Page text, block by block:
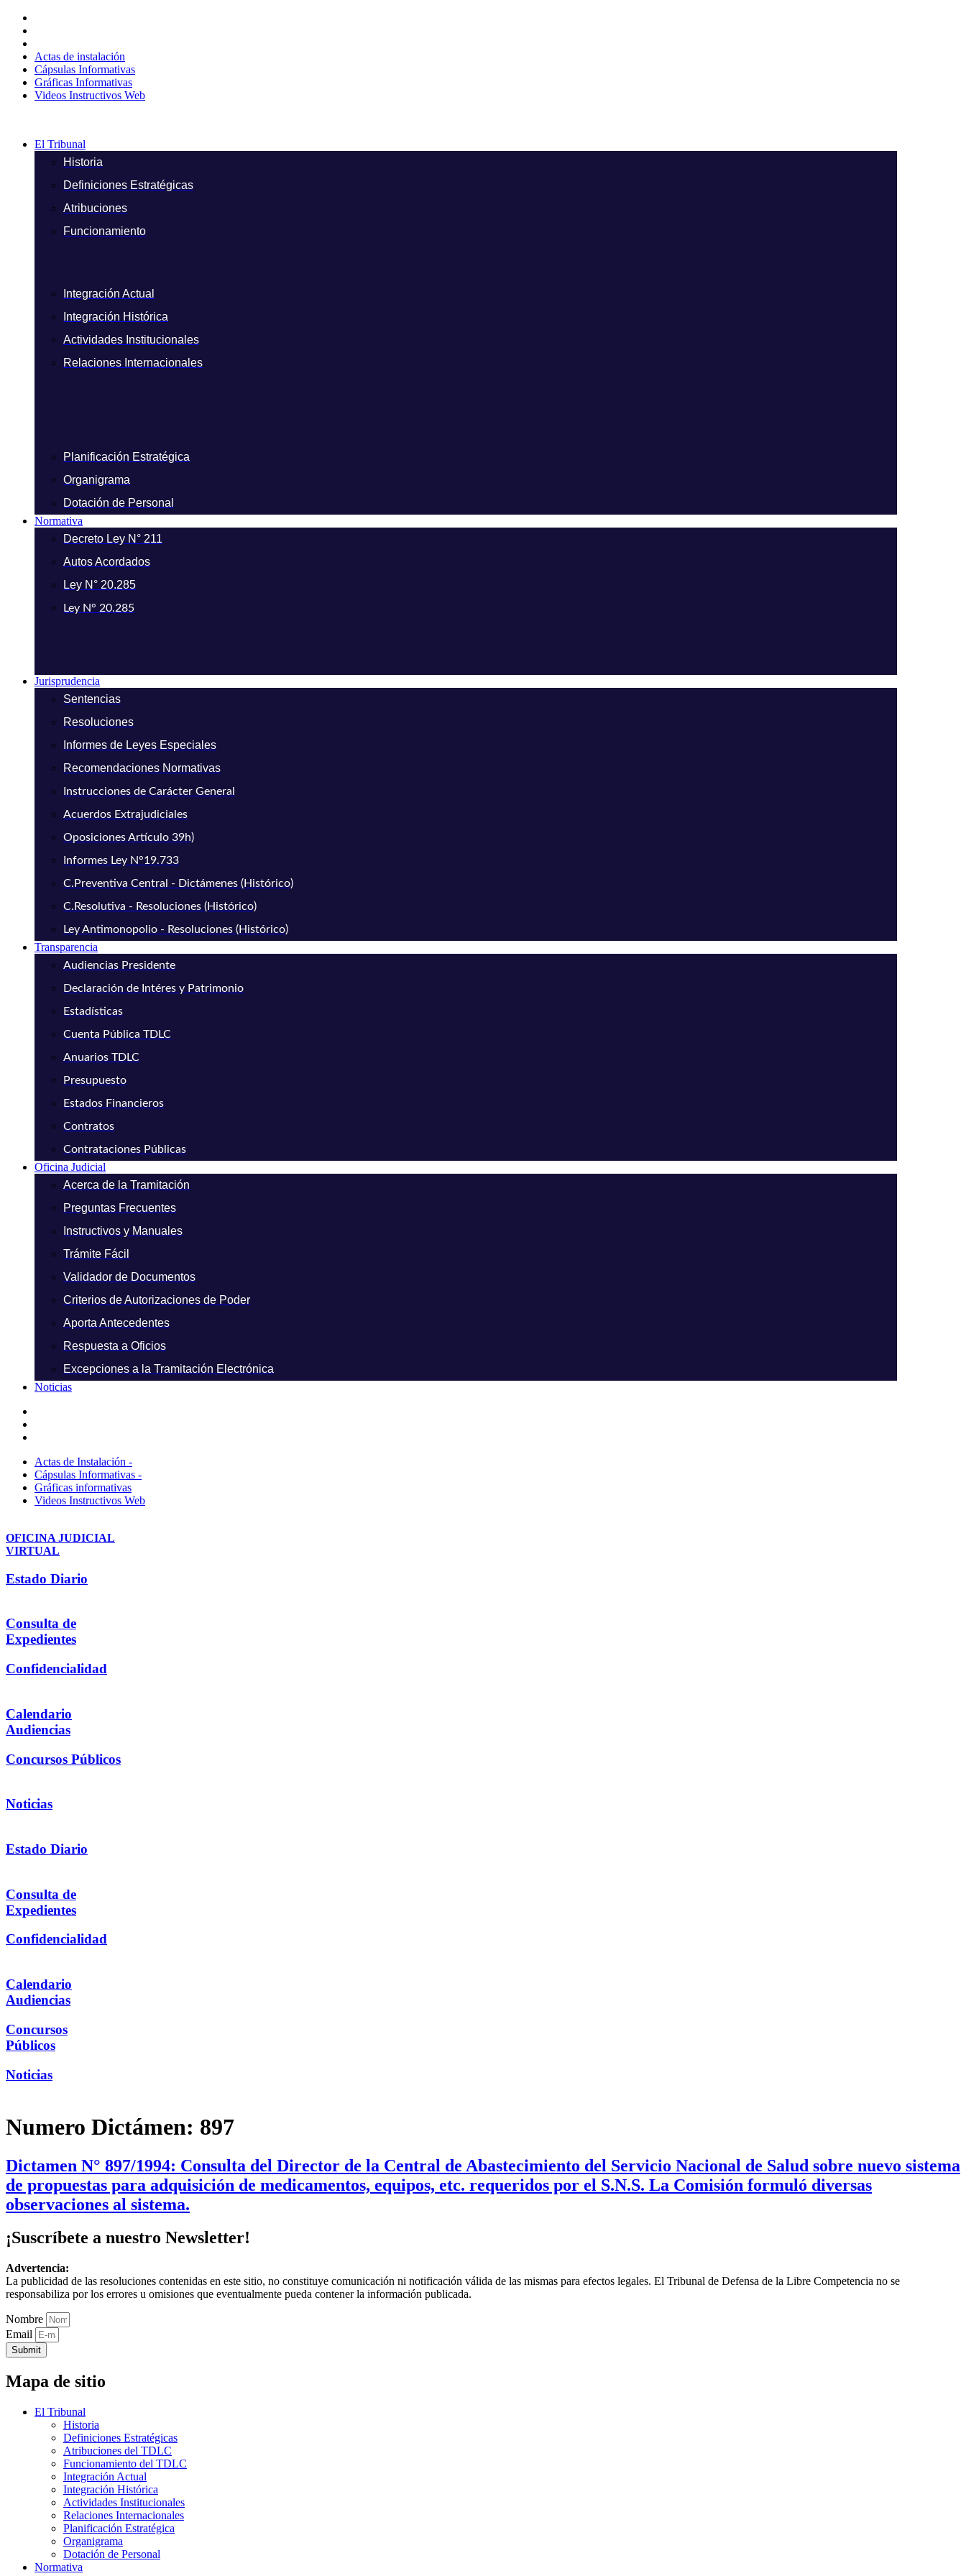
contenido
Actas de instalación
Cápsulas Informativas
Gráficas Informativas
Videos Instructivos Web
El Tribunal
Historia
Definiciones Estratégicas
Atribuciones
Funcionamiento
Integración Actual
Integración Histórica
Actividades Institucionales
Relaciones Internacionales
Planificación Estratégica
Organigrama
Dotación de Personal
Normativa
Decreto Ley N° 211
Autos Acordados
Ley N° 20.285
Ley N° 20.285
Jurisprudencia
Sentencias
Resoluciones
Informes de Leyes Especiales
Recomendaciones Normativas
Instrucciones de Carácter General
Acuerdos Extrajudiciales
Oposiciones Artículo 39h)
Informes Ley N°19.733
C.Preventiva Central - Dictámenes (Histórico)
C.Resolutiva - Resoluciones (Histórico)
Ley Antimonopolio - Resoluciones (Histórico)
Transparencia
Audiencias Presidente
Declaración de Intéres y Patrimonio
Estadísticas
Cuenta Pública TDLC
Anuarios TDLC
Presupuesto
Estados Financieros
Contratos
Contrataciones Públicas
Oficina Judicial
Acerca de la Tramitación
Preguntas Frecuentes
Instructivos y Manuales
Trámite Fácil
Validador de Documentos
Criterios de Autorizaciones de Poder
Aporta Antecedentes
Respuesta a Oficios
Excepciones a la Tramitación Electrónica
Noticias
Actas de Instalación -
Cápsulas Informativas -
Gráficas informativas
Videos Instructivos Web
OFICINA JUDICIAL
VIRTUAL
Estado Diario
Consulta de
Expedientes
Confidencialidad
Calendario
Audiencias
Concursos Públicos
Noticias
Estado Diario
Consulta de
Expedientes
Confidencialidad
Calendario
Audiencias
Concursos
Públicos
Noticias
Numero Dictámen: 897
Dictamen N° 897/1994: Consulta del Director de la Central de Abastecimiento del Servicio Nacional de Salud sobre nuevo sistema
de propuestas para adquisición de medicamentos, equipos, etc. requeridos por el S.N.S. La Comisión formuló diversas
observaciones al sistema.
¡Suscríbete a nuestro Newsletter!
Advertencia:
La publicidad de las resoluciones contenidas en este sitio, no constituye comunicación ni notificación válida de las mismas para efectos legales. El Tribunal de Defensa de la Libre Competencia no se
responsabiliza por los errores u omisiones que eventualmente pueda contener la información publicada.
Nombre
Email
Submit
Mapa de sitio
El Tribunal
Historia
Definiciones Estratégicas
Atribuciones del TDLC
Funcionamiento del TDLC
Integración Actual
Integración Histórica
Actividades Institucionales
Relaciones Internacionales
Planificación Estratégica
Organigrama
Dotación de Personal
Normativa